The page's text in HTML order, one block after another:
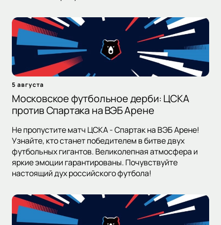
5 августа
Московское футбольное дерби: ЦСКА
против Спартака на ВЭБ Арене
Не пропустите матч ЦСКА - Спартак на ВЭБ Арене!
Узнайте, кто станет победителем в битве двух
футбольных гигантов. Великолепная атмосфера и
яркие эмоции гарантированы. Почувствуйте
настоящий дух российского футбола!